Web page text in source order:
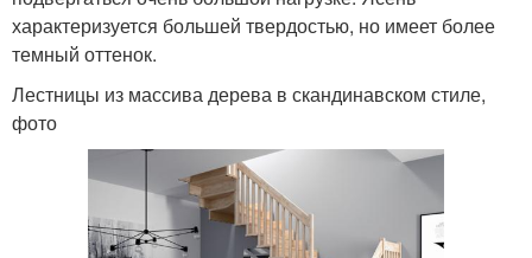
характеризуется большей твердостью, но имеет более
темный оттенок.
Лестницы из массива дерева в скандинавском стиле,
фото